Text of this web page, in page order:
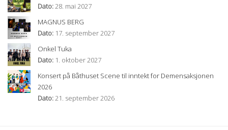
Dato: 28. mai 2027
MAGNUS BERG
Dato: 17. september 2027
Onkel Tuka
Dato: 1. oktober 2027
Konsert på Båthuset Scene til inntekt for Demensaksjonen
2026
Dato: 21. september 2026